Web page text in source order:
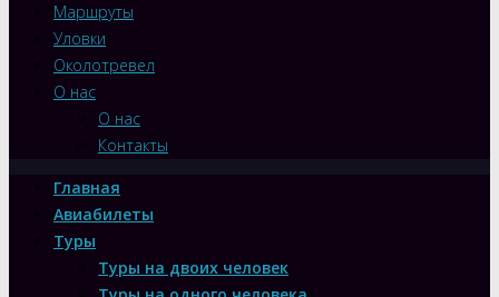
Маршруты
Уловки
Околотревел
О нас
О нас
Контакты
Главная
Авиабилеты
Туры
Туры на двоих человек